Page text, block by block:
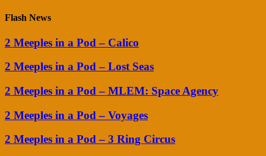
Flash News
2 Meeples in a Pod – Calico
2 Meeples in a Pod – Lost Seas
2 Meeples in a Pod – MLEM: Space Agency
2 Meeples in a Pod – Voyages
2 Meeples in a Pod – 3 Ring Circus